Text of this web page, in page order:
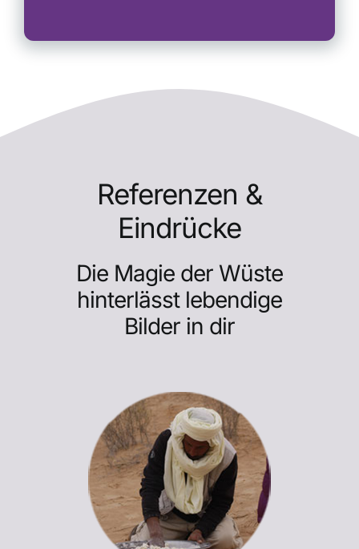
Referenzen &
Eindrücke
Die Magie der Wüste
hinterlässt lebendige
Bilder in dir